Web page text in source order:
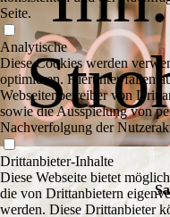
Seite.
Analytische
Diese Cookies werden
optimieren. Hierunter fallen
Webseitenbetreiber von
sowie die Ausspielung von
Nachverfolgung der
Drittanbieter-Inhalte
Diese Webseite bietet
die von Drittanbietern
werden. Diese Drittanbieter